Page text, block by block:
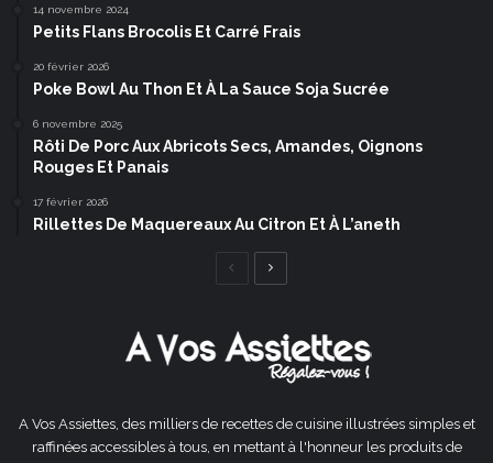
14 novembre 2024
Petits Flans Brocolis Et Carré Frais
20 février 2026
Poke Bowl Au Thon Et À La Sauce Soja Sucrée
6 novembre 2025
Rôti De Porc Aux Abricots Secs, Amandes, Oignons
Rouges Et Panais
17 février 2026
Rillettes De Maquereaux Au Citron Et À L’aneth
Page
A Vos Assiettes, des milliers de recettes de cuisine illustrées simples et
raffinées accessibles à tous, en mettant à l'honneur les produits de